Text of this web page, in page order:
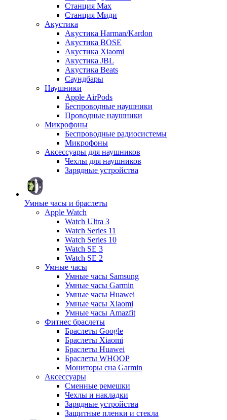
Станция Max
Станция Миди
Акустика
Акустика Harman/Kardon
Акустика BOSE
Акустика Xiaomi
Акустика JBL
Акустика Beats
Саундбары
Наушники
Apple AirPods
Беспроводные наушники
Проводные наушники
Микрофоны
Беспроводные радиосистемы
Микрофоны
Аксессуары для наушников
Чехлы для наушников
Зарядные устройства
Умные часы и браслеты
Apple Watch
Watch Ultra 3
Watch Series 11
Watch Series 10
Watch SE 3
Watch SE 2
Умные часы
Умные часы Samsung
Умные часы Garmin
Умные часы Huawei
Умные часы Xiaomi
Умные часы Amazfit
Фитнес браслеты
Браслеты Google
Браслеты Xiaomi
Браслеты Huawei
Браслеты WHOOP
Мониторы сна Garmin
Аксессуары
Сменные ремешки
Чехлы и накладки
Зарядные устройства
Защитные пленки и стекла